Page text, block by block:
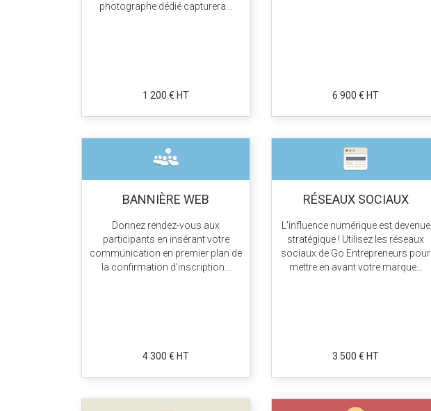
photographe dédié capturera...
1 200 € HT 6 900 € HT
BANNIÈRE WEB
Donnez rendez-vous aux
participants en insérant votre
communication en premier plan de
la confirmation d’inscription...
4 300 € HT
RÉSEAUX SOCIAUX
L'influence numérique est devenue
stratégique ! Utilisez les réseaux
sociaux de Go Entrepreneurs pour
mettre en avant votre marque...
3 500 € HT